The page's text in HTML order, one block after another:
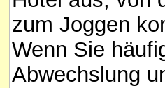
zum Joggen
Wenn Sie
Abwechslung